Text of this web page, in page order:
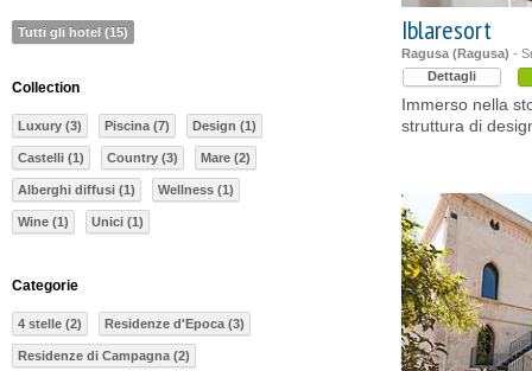
Iblaresort
Ragusa (Ragusa) -
Dettagli
Immerso nella
struttura di
Tutti gli hotel (15)
Collection
Luxury (3) Piscina (7) Design (1)
Castelli (1) Country (3) Mare (2)
Alberghi diffusi (1) Wellness (1)
Wine (1) Unici (1)
Categorie
4 stelle (2) Residenze d'Epoca (3)
Residenze di Campagna (2)